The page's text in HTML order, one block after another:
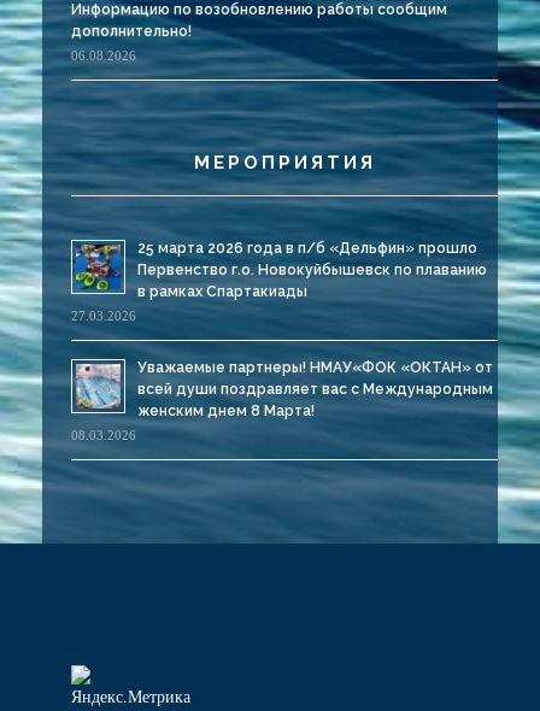
Информацию по возобновлению работы сообщим
дополнительно!
06.08.2026
МЕРОПРИЯТИЯ
25 марта 2026 года в п/б «Дельфин» прошло
Первенство г.о. Новокуйбышевск по плаванию
в рамках Спартакиады
27.03.2026
Уважаемые партнеры! НМАУ«ФОК «ОКТАН» от
всей души поздравляет вас с Международным
женским днем 8 Марта!
08.03.2026